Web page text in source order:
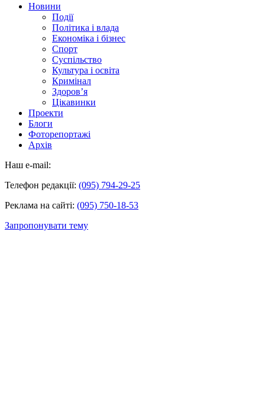
Новини
Події
Політика і влада
Економіка і бізнес
Спорт
Суспільство
Культура і освіта
Кримінал
Здоров’я
Цікавинки
Проекти
Блоги
Фоторепортажі
Архів
Наш e-mail:
Телефон редакції: (095) 794-29-25
Реклама на сайті: (095) 750-18-53
Запропонувати тему